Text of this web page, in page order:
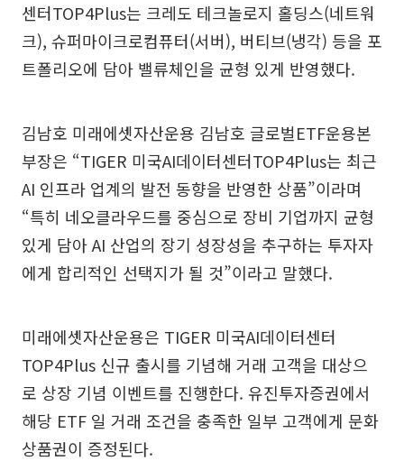
센터TOP4Plus는 크레도 테크놀로지 홀딩스(네트워
크), 슈퍼마이크로컴퓨터(서버), 버티브(냉각) 등을 포
트폴리오에 담아 밸류체인을 균형 있게 반영했다.
김남호 미래에셋자산운용 김남호 글로벌ETF운용본
부장은 “TIGER 미국AI데이터센터TOP4Plus는 최근
AI 인프라 업계의 발전 동향을 반영한 상품”이라며
“특히 네오클라우드를 중심으로 장비 기업까지 균형
있게 담아 AI 산업의 장기 성장성을 추구하는 투자자
에게 합리적인 선택지가 될 것”이라고 말했다.
미래에셋자산운용은 TIGER 미국AI데이터센터
TOP4Plus 신규 출시를 기념해 거래 고객을 대상으
로 상장 기념 이벤트를 진행한다. 유진투자증권에서
해당 ETF 일 거래 조건을 충족한 일부 고객에게 문화
상품권이 증정된다.